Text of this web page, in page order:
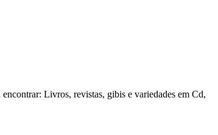
Livros, revistas, gibis e variedades em Cd,